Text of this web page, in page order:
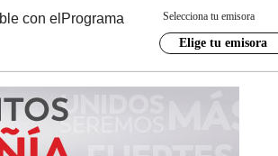
con el Programa Selecciona tu emisora
Elige tu emisora